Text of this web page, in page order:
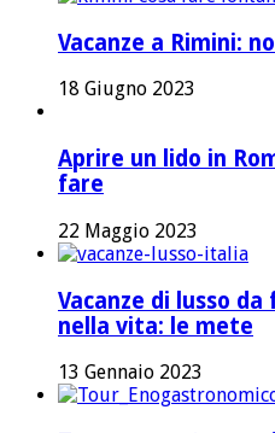
Vacanze a Rimini:
18 Giugno 2023
Aprire un lido in
fare
22 Maggio 2023
Vacanze di lusso
nella vita: le mete
13 Gennaio 2023